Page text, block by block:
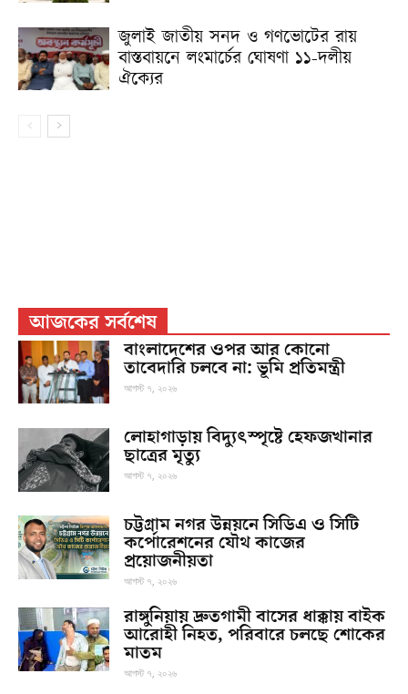
জুলাই জাতীয় সনদ ও গণভোটের রায়
বাস্তবায়নে লংমার্চের ঘোষণা ১১-দলীয়
ঐক্যের
আজকের সর্বশেষ
বাংলাদেশের ওপর আর কোনো
তাবেদারি চলবে না: ভূমি প্রতিমন্ত্রী
আগস্ট ৭, ২০২৬
লোহাগাড়ায় বিদ্যুৎস্পৃষ্টে হেফজখানার
ছাত্রের মৃত্যু
আগস্ট ৭, ২০২৬
চট্টগ্রাম নগর উন্নয়নে সিডিএ ও সিটি
কর্পোরেশনের যৌথ কাজের
প্রয়োজনীয়তা
আগস্ট ৭, ২০২৬
রাঙ্গুনিয়ায় দ্রুতগামী বাসের ধাক্কায় বাইক
আরোহী নিহত, পরিবারে চলছে শোকের
মাতম
আগস্ট ৭, ২০২৬